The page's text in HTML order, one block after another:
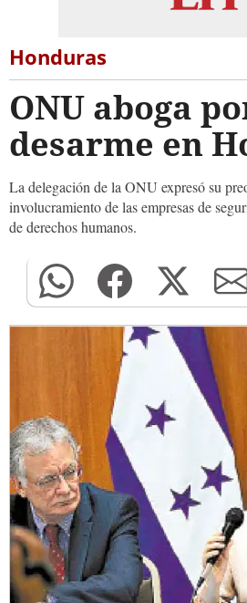
Honduras
ONU aboga
desarme en
La delegación de la ONU expresó su
involucramiento de las empresas de
de derechos humanos.